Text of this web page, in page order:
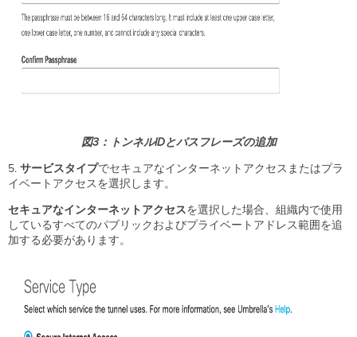
ク
ラ
イ
ン
到
レ
フ
ィ
ッ
ク
ス
編
集
図3：トンネルIDとパスフレーズの追加
5.サービスタイプでセキュアなインターネットアクセスまたはプラ
イベートアクセスを選択します。
セキュアなインターネットアクセスを選択した場合、組織内で使用
しているすべてのパブリックおよびプライベートアドレス範囲を追
加する必要があります。